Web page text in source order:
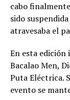
cabo
sido
atravesaba el
En esta
Bacalao Men,
Puta Eléctrica.
evento se